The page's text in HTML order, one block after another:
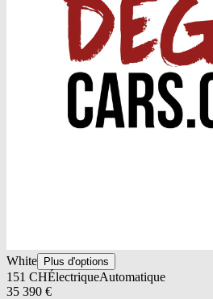
White Plus d'options
151 CHÉlectriqueAutomatique
35 390 €